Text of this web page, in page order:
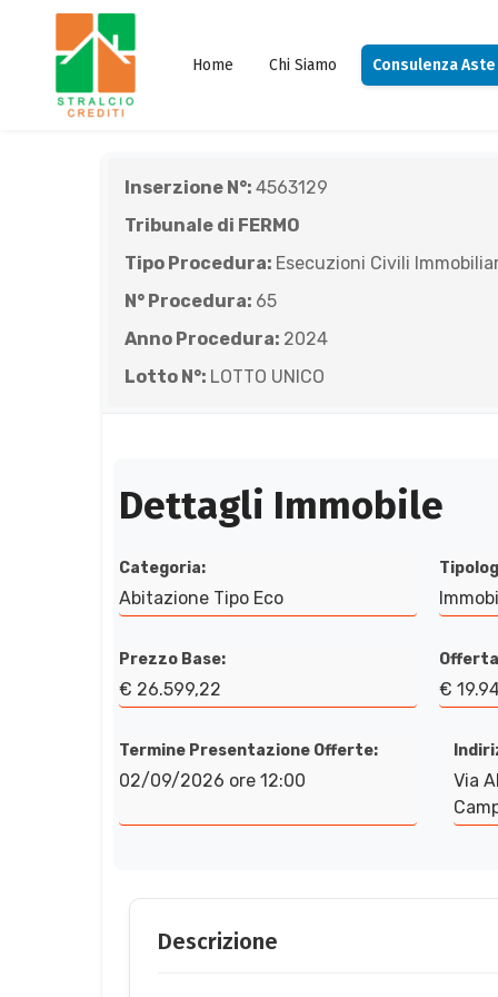
Home Chi Siamo Consulenza Aste
Inserzione N°: 4563129
Tribunale di FERMO
Tipo Procedura: Esecuzioni Civili
N° Procedura: 65
Anno Procedura: 2024
Lotto N°: LOTTO UNICO
Dettagli Immobile
Categoria:
Abitazione Tipo Eco
Prezzo Base:
€ 26.599,22 €
Termine Presentazione Offerte:
02/09/2026 ore 12:00
Via
Descrizione